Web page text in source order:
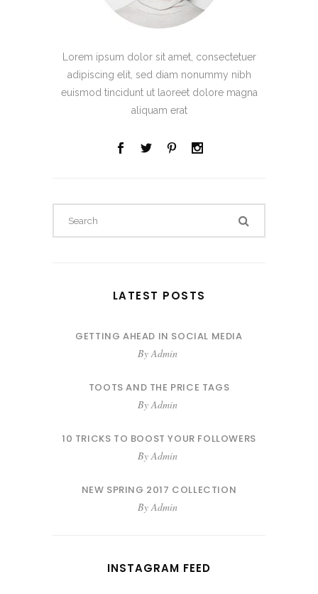
Lorem ipsum dolor sit amet, consectetuer
adipiscing elit, sed diam nonummy nibh
euismod tincidunt ut laoreet dolore magna
aliquam erat
LATEST POSTS
GETTING AHEAD IN SOCIAL MEDIA
ByAdmin
TOOTS AND THE PRICE TAGS
ByAdmin
10 TRICKS TO BOOST YOUR FOLLOWERS
ByAdmin
NEW SPRING 2017 COLLECTION
ByAdmin
INSTAGRAM FEED